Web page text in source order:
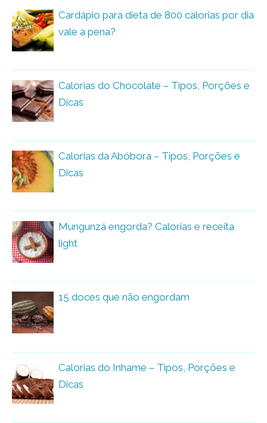
Cardápio para dieta de 800 calorias por dia
vale a pena?
Calorias do Chocolate – Tipos, Porções e
Dicas
Calorias da Abóbora – Tipos, Porções e
Dicas
Mungunzá engorda? Calorias e receita
light
15 doces que não engordam
Calorias do Inhame – Tipos, Porções e
Dicas